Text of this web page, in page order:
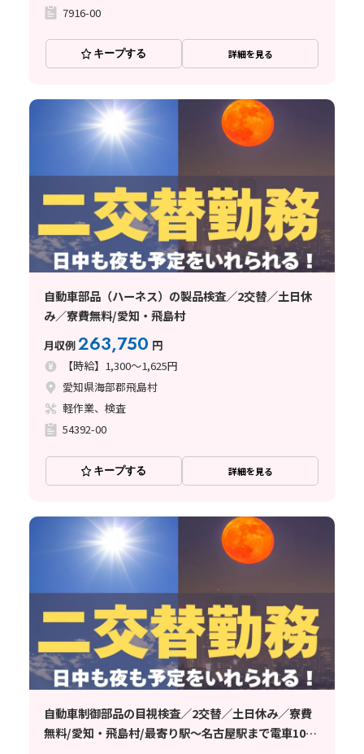
7916-00
キープする 詳細を見る
自動車部品（ハーネス）の製品検査／2交替／土日休
み／寮費無料/愛知・飛島村
月収例263,750 円
【時給】1,300～1,625円
愛知県海部郡飛島村
軽作業、検査
54392-00
キープする 詳細を見る
自動車制御部品の目視検査／2交替／土日休み／寮費
無料/愛知・飛島村/最寄り駅～名古屋駅まで電車10